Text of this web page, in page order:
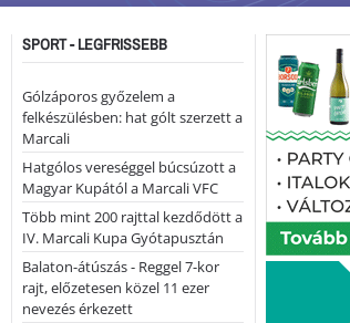
SPORT - LEGFRISSEBB
Gólzáporos győzelem a
felkészülésben: hat gólt szerzett a
Marcali
Hatgólos vereséggel búcsúzott a
Magyar Kupától a Marcali VFC
Több mint 200 rajttal kezdődött a
IV. Marcali Kupa Gyótapusztán
Balaton-átúszás - Reggel 7-kor
rajt, előzetesen közel 11 ezer
nevezés érkezett